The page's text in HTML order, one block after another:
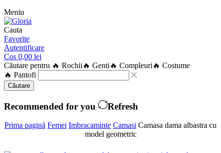
Meniu
Cauta
Favorite
Autentificare
Cos 0,00 lei
Căutare pentru 🔥 Rochii 🔥 Genti 🔥 Compleuri 🔥 Costume
🔥 Pantofi
Căutare
Recommended for you Refresh
Prima pagină Femei Imbracaminte Camasi Camasa dama albastra cu
model geometric